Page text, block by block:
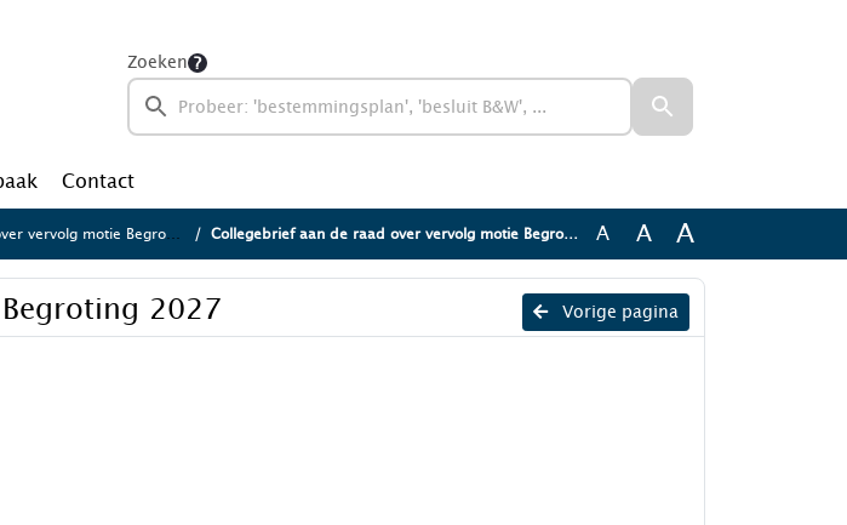
Zoeken
Contact
motie Begroting 2027 Collegebrief aan de raad over vervolg motie Begroting 2027 A A A
Vorige pagina
2027